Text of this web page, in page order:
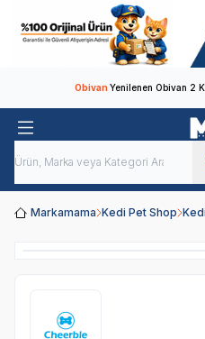
ObivanYenilenen Obivan 2
Markamama Kedi Pet Shop